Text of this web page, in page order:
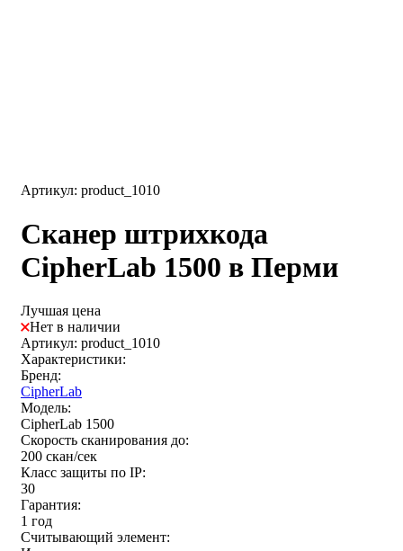
Артикул: product_1010
Сканер штрихкода
CipherLab 1500 в Перми
Лучшая цена
Нет в наличии
Артикул: product_1010
Характеристики:
Бренд:
CipherLab
Модель:
CipherLab 1500
Скорость сканирования до:
200 скан/сек
Класс защиты по IP:
30
Гарантия:
1 год
Считывающий элемент: